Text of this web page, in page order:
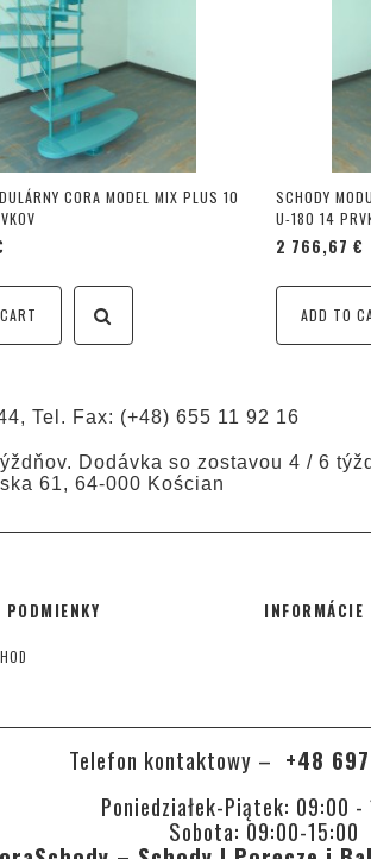
CORA MODEL MIX PLUS 10
SCHODY
U-180 14
2 766,67 €
ADD TO
Tel. Fax: (+48) 655 11 92 16
Dodávka so zostavou 4 / 6
61, 64-000 Kościan
PODMIENKY INFORMÁCIE
Telefon kontaktowy – +48
Poniedziałek-Piątek: 09:00 -
Sobota: 09:00-15:00